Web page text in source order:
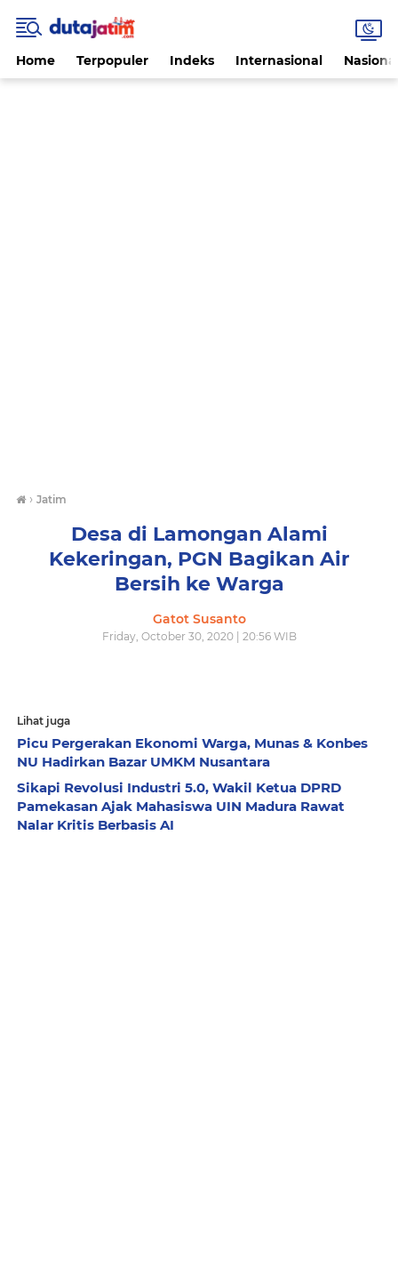
Home Terpopuler Indeks Internasional
› Jatim
Desa di Lamongan Alami
Kekeringan, PGN Bagikan Air
Bersih ke Warga
Gatot Susanto
Friday, October 30, 2020 | 20:56 WIB
Lihat juga
Picu Pergerakan Ekonomi Warga, Munas & Konbes
NU Hadirkan Bazar UMKM Nusantara
Sikapi Revolusi Industri 5.0, Wakil Ketua DPRD
Pamekasan Ajak Mahasiswa UIN Madura Rawat
Nalar Kritis Berbasis AI